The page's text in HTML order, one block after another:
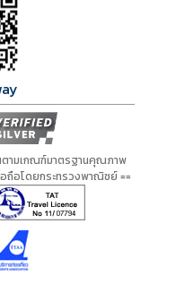
ตามเกณฑ์มาตรฐานคุณภาพ
ถือโดยกระทรวงพาณิชย์ ==